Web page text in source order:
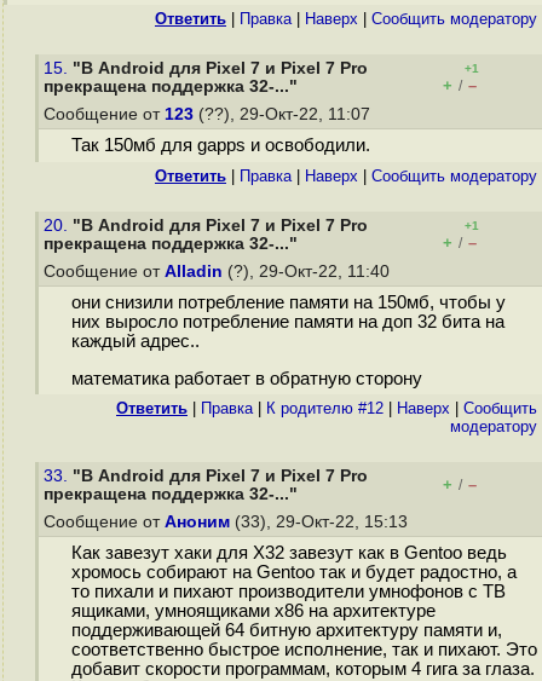
Ответить Правка| Наверх Cообщить модератору
15. "В Android для Pixel 7 и Pixel 7 Pro
прекращена поддержка 32-..."
+1
+ / –
Сообщение от 123 (??), 29-Окт-22, 11:07
Так 150мб для gapps и освободили.
Ответить Правка| Наверх Cообщить модератору
20. "В Android для Pixel 7 и Pixel 7 Pro
прекращена поддержка 32-..."
+1
+ / –
Сообщение от Alladin (?), 29-Окт-22, 11:40
они снизили потребление памяти на 150мб, чтобы у
них выросло потребление памяти на доп 32 бита на
каждый адрес..
математика работает в обратную сторону
Ответить Правка| К родителю #12 Наверх
Cообщить
модератору
33. "В Android для Pixel 7 и Pixel 7 Pro
прекращена поддержка 32-..."
+ / –
Сообщение от Аноним (33), 29-Окт-22, 15:13
Как завезут хаки для X32 завезут как в Gentoo ведь
хромось собирают на Gentoo так и будет радостно, а
то пихали и пихают производители умнофонов с ТВ
ящиками, умноящиками x86 на архитектуре
поддерживающей 64 битную архитектуру памяти и,
соответственно быстрое исполнение, так и пихают. Это
добавит скорости программам, которым 4 гига за глаза.